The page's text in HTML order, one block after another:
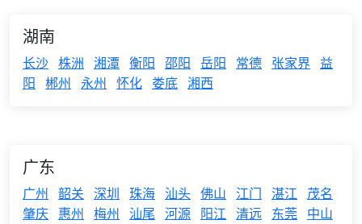
湖南
长沙 株洲 湘潭 衡阳 邵阳 岳阳 常德 张家界
益
阳 郴州 永州 怀化 娄底 湘西
广东
广州 韶关 深圳 珠海 汕头 佛山 江门 湛江
茂名
肇庆 惠州 梅州 汕尾 河源 阳江 清远 东莞 中山